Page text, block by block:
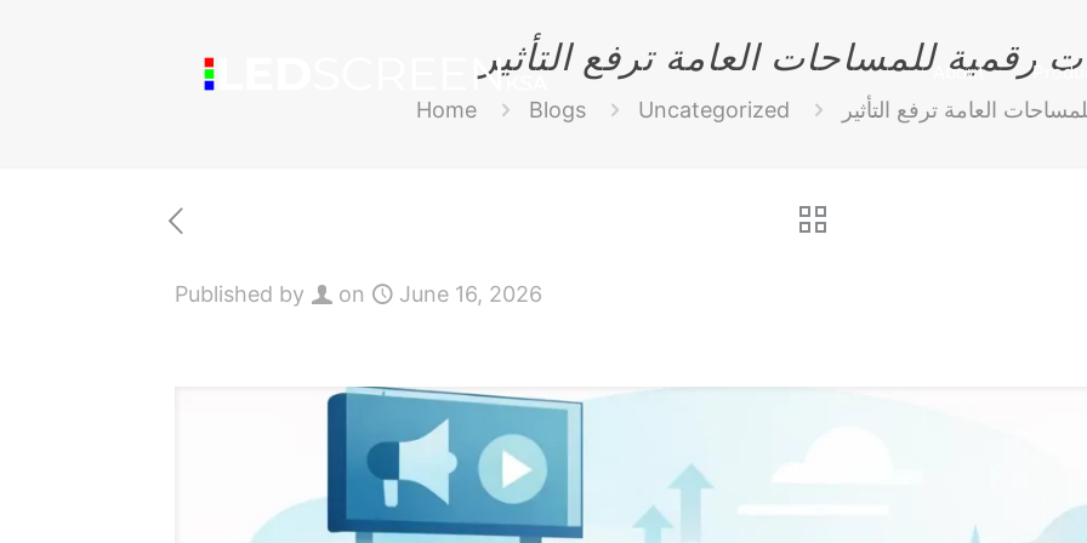
About
رقمية للمساحات العامة ترفع التأثير
Home Blogs Uncategorized العامة ترفع التأثير
Published by on June 16, 2026